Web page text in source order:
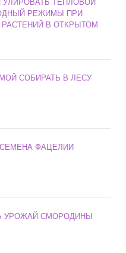
РЕЖИМЫ ПРИ
В ОТКРЫТОМ
СОБИРАТЬ В ЛЕСУ
ФАЦЕЛИИ
УРОЖАЙ СМОРОДИНЫ